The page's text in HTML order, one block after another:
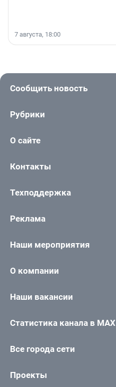
7 августа, 18:00
Сообщить новость
Рубрики
О сайте
Контакты
Техподдержка
Реклама
Наши мероприятия
О компании
Наши вакансии
Статистика канала в MAX
Все города сети
Проекты